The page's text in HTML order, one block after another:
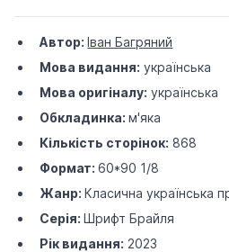
Автор:Іван Багряний
Мова видання: українська
Мова оригіналу: українська
Обкладинка:м'яка
Кількість сторінок: 868
Формат:60*90 1/8
Жанр:Класична українська
Серія:Шрифт Брайля
Рік видання: 2023